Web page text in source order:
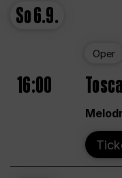
So6.9.
Oper
16:00 Tosca